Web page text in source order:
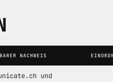
NACHWEIS
und